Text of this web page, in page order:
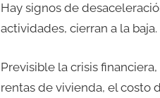
Hay signos de
actividades, cierran a la baja.
Previsible la crisis
rentas de vivienda, el costo